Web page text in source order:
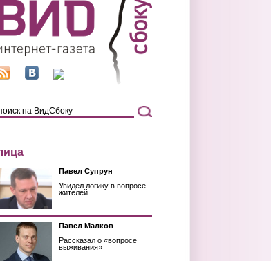
Павел Супрун
Увидел логику в вопросе
жителей
Павел Малков
Рассказал о «вопросе
выживания»